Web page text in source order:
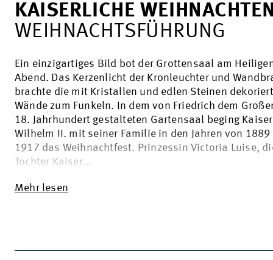
KAISERLICHE
WEIHNACHTSFÜHRUNG
Ein einzigartiges Bild bot der Grottensaal am
Abend. Das Kerzenlicht der Kronleuchter und
brachte die mit Kristallen und edlen Steinen
Wände zum Funkeln. In dem von Friedrich dem
18. Jahrhundert gestalteten Gartensaal beging Kaiser
Wilhelm II. mit seiner Familie in den Jahren von 1889
1917 das Weihnachtfest. Prinzessin Victoria Luise,
Tochter Kaiser...
Mehr lesen